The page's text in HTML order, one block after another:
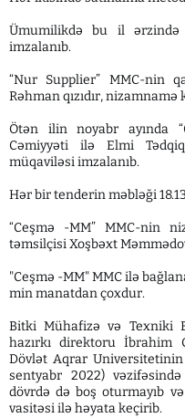
Ümumilikdə bu il
imzalanıb.
“Nur Supplier” MMC-nin
Rəhman qızıdır,
Ötən ilin noyabr ayında
Cəmiyyəti ilə Elmi
müqaviləsi imzalanıb.
Hər bir tenderin məbləği
“Ceşmə -MM” MMC-nin
təmsilçisi Xoşbəxt
"Ceşmə -MM" MMC ilə
min manatdan çoxdur.
Bitki Mühafizə və Texniki
hazırkı direktoru İbrahim
Dövlət Aqrar
sentyabr 2022)
dövrdə də boş oturmayıb
vasitəsi ilə həyata keçirib.